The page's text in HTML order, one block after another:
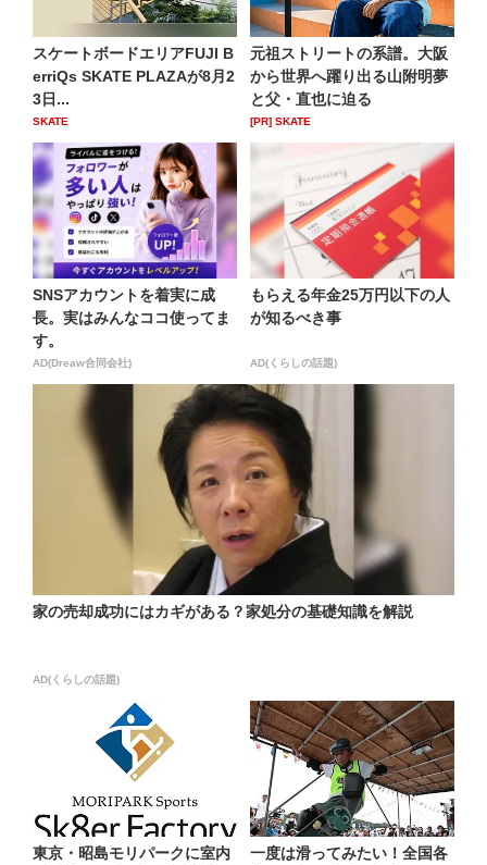
スケートボードエリアFUJI B
erriQs SKATE PLAZAが8⽉2
3⽇...
SKATE
元祖ストリートの系譜。大阪
から世界へ躍り出る山附明夢
と父・直也に迫る
[PR] SKATE
SNSアカウントを着実に成
長。実はみんなココ使ってま
す。
AD(Dreaw合同会社)
もらえる年金25万円以下の人
が知るべき事
AD(くらしの話題)
家の売却成功にはカギがある？家処分の基礎知識を解説
AD(くらしの話題)
東京・昭島モリパークに室内
一度は滑ってみたい！全国各